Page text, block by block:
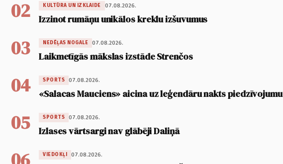
02 KULTŪRA UN IZKLAIDE 07.08.2026.
Izzinot rumāņu unikālos kreklu izšuvumus
03 NEDĒĻAS NOGALE 07.08.2026.
Laikmetīgās mākslas izstāde Strenčos
04 SPORTS 07.08.2026.
«Salacas Mauciens» aicina uz leģendāru nakts piedzīvojumu
05 SPORTS 07.08.2026.
Izlases vārtsargi nav glābēji Daliņā
VIEDOKĻI 07.08.2026.